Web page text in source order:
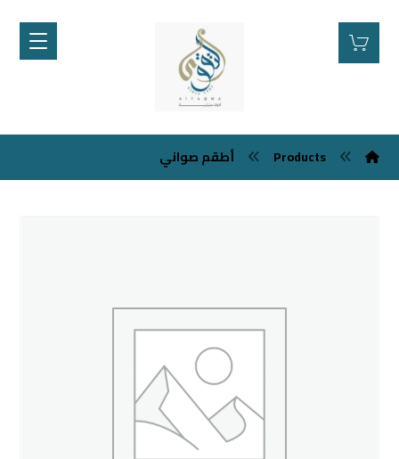
Products أطقم صواني